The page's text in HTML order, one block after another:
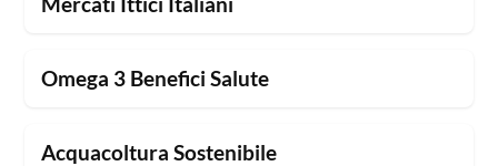
Omega 3 Benefici Salute
Acquacoltura Sostenibile